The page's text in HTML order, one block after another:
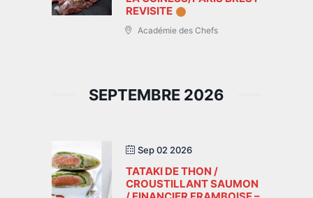
REVISITE
Académie des Chefs
SEPTEMBRE 2026
Sep 02 2026
TATAKI DE THON /
CROUSTILLANT SAUMON